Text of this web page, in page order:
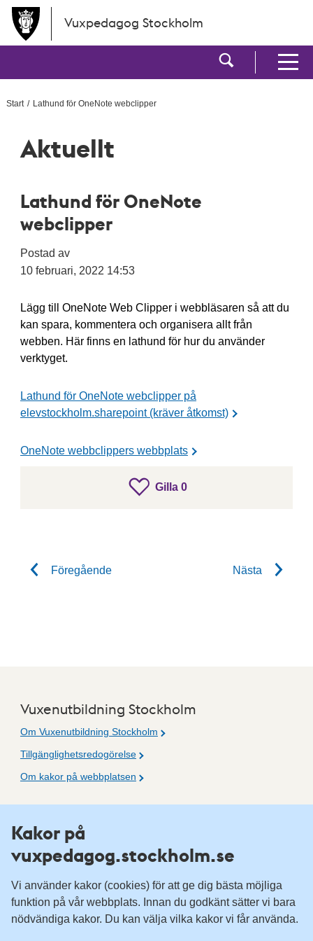
Hoppa till huvudinnehållet
Vuxpedagog Stockholm
Visa
Visa
Start Lathund för OneNote webclipper
Aktuellt
Lathund för OneNote
webclipper
Postad av
10 februari, 2022 14:53
Gilla 0gillar inlägget
Lägg till OneNote Web Clipper i webbläsaren så att du
kan spara, kommentera och organisera allt från
webben. Här finns en lathund för hur du använder
verktyget.
Lathund för OneNote webclipper på
elevstockholm.sharepoint (kräver åtkomst)
OneNote webbclippers webbplats
Föregående Nästa
Vuxenutbildning Stockholm
Om Vuxenutbildning Stockholm
Tillgänglighetsredogörelse
Om kakor på webbplatsen
Fler resurser
Vuxenutbildning Stockholm
Information för leverantörsskolor
Kakor på
vuxpedagog.stockholm.se
Vi använder kakor (cookies) för att ge dig bästa möjliga
funktion på vår webbplats. Innan du godkänt sätter vi bara
nödvändiga kakor. Du kan välja vilka kakor vi får använda.